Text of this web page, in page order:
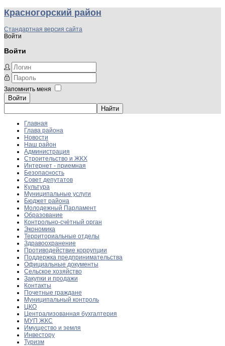
Красногорский район
Стандартная версия сайта
Войти
Войти
Запомнить меня
Войти
Главная
Глава района
Новости
Наш район
Администрация
Строительство и ЖКХ
Интернет - приемная
Безопасность
Совет депутатов
Культура
Муниципальные услуги
Бюджет района
Молодежный Парламент
Образование
Контрольно-счётный орган
Экономика
Территориальные отделы
Здравоохранение
Противодействие коррупции
Поддержка предпринимательства
Официальные документы
Сельское хозяйство
Закупки и продажи
Контакты
Почетные граждане
Муниципальный контроль
ЦКО
Централизованная бухгалтерия
МУП ЖКС
Имущество и земля
Инвестору
Туризм